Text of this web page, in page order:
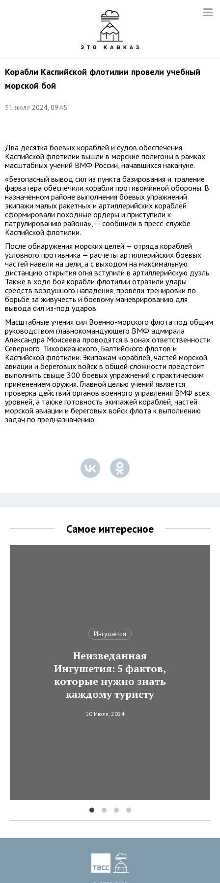
Корабли Каспийской флотилии провели учебный
морской бой
31 июля 2024, 09:45
Фото
Александр
Два десятка боевых кораблей и судов обеспечения
Каспийской флотилии вышли в морские полигоны в рамках
масштабных учений ВМФ России, начавшихся накануне.
«Безопасный вывод сил из пункта базирования и траление
фарватера обеспечили корабли противоминной обороны. В
назначенном районе выполнения боевых упражнений
экипажи малых ракетных и артиллерийских кораблей
сформировали походные ордеры и приступили к
патрулированию района», — сообщили в пресс-службе
Каспийской флотилии.
После обнаружения морских целей — отряда кораблей
условного противника — расчеты артиллерийских боевых
частей навели на цели, а с выходом на максимальную
дистанцию открытия огня вступили в артиллерийскую дуэль.
Также в ходе боя корабли флотилии отразили удары
средств воздушного нападения, провели тренировки по
борьбе за живучесть и боевому маневрированию для
вывода сил из-под ударов.
Масштабные учения сил Военно-морского флота под общим
руководством главнокомандующего ВМФ адмирала
Александра Моисеева проводятся в зонах ответственности
Северного, Тихоокеанского, Балтийского флотов и
Каспийской флотилии. Экипажам кораблей, частей морской
авиации и береговых войск в общей сложности предстоит
выполнить свыше 300 боевых упражнений с практическим
применением оружия. Главной целью учений является
проверка действий органов военного управления ВМФ всех
уровней, а также готовность экипажей кораблей, частей
морской авиации и береговых войск флота к выполнению
задач по предназначению.
Самое интересное
Ингушетия
Неизведанная
Ингушетия: 5 фактов,
которые нужно знать
каждому туристу
10 Июля, 2024